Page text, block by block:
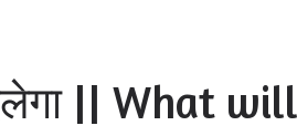
|| What